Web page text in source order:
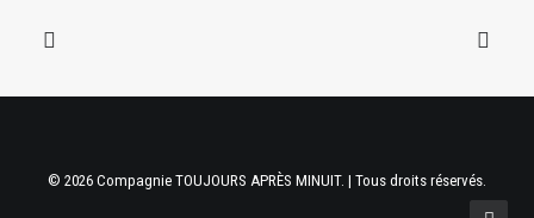
© 2026 Compagnie TOUJOURS APRÈS MINUIT. | Tous droits réservés.